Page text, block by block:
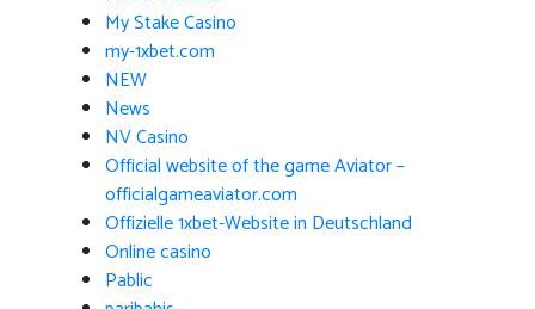
My Stake Casino
my-1xbet.com
NEW
News
NV Casino
Official website of the game Aviator –
officialgameaviator.com
Offizielle 1xbet-Website in Deutschland
Online casino
Pablic